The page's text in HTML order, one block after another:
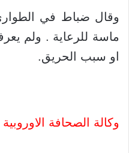
وقال ضباط في
ماسة للرعاية . ولم
او سبب الحريق.
وكالة الصحافة الاوروبية